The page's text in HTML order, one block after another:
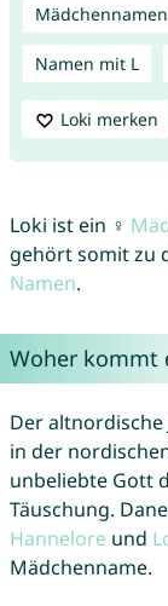
Mädchennamen
Namen mit L
Loki merken
Loki ist ein ♀
gehört somit zu
Namen.
Woher kommt
Der
in der
unbeliebte Gott
Täuschung.
Hannelore und
Mädchenname.